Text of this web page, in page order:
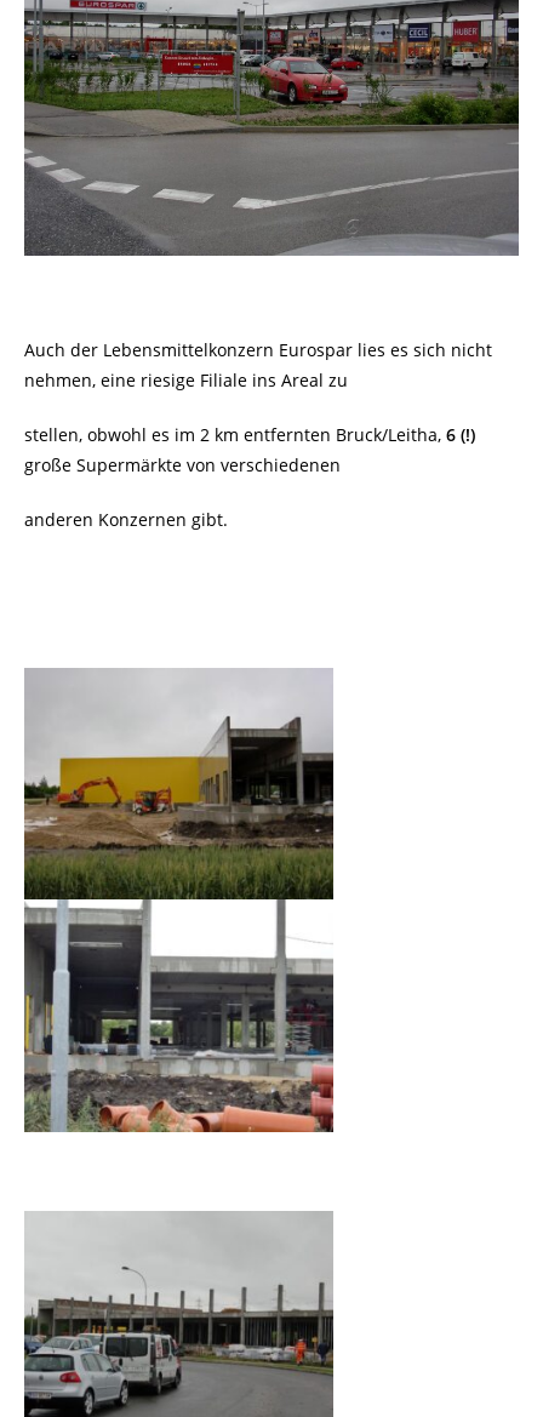
Auch der Lebensmittelkonzern Eurospar lies es sich nicht
nehmen, eine riesige Filiale ins Areal zu
stellen, obwohl es im 2 km entfernten Bruck/Leitha, 6 (!)
große Supermärkte von verschiedenen
anderen Konzernen gibt.